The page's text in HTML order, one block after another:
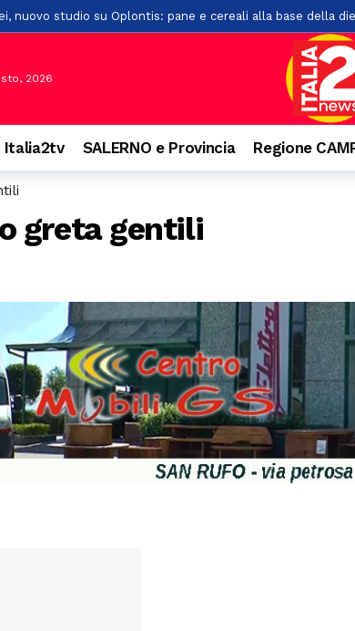
nuovo studio su Oplontis: pane e cereali alla base della
Terre del Bussento, si chiude l’undicesima edizione: tre
torna la Festa di San Rocco: il 16 agosto rivive la
del centro storico di Salerno con 42 posti letto abusivi:
non sicuri, sequestrati oltre 2mila articoli nel potentino:
a San Chirico. Denunciato 63enne: ha acceso il
di Battipaglia, la Cisl: “Dal crollo una lezione per il Sud.
ribalta più volte nella rotatoria a Pontecagnano: un giovane
2026
Italia2tv SALERNO e Provincia Regione
greta gentili